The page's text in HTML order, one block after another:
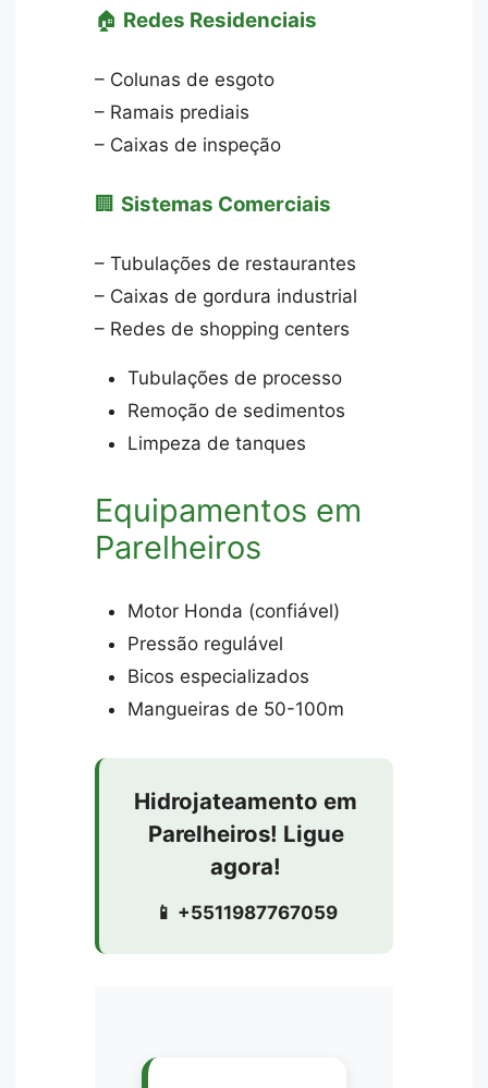
🏠 Redes Residenciais
– Colunas de esgoto
– Ramais prediais
– Caixas de inspeção
🏢 Sistemas Comerciais
– Tubulações de restaurantes
– Caixas de gordura industrial
– Redes de shopping centers
Tubulações de processo
Remoção de sedimentos
Limpeza de tanques
Equipamentos em
Parelheiros
Motor Honda (confiável)
Pressão regulável
Bicos especializados
Mangueiras de 50-100m
Hidrojateamento em
Parelheiros! Ligue
agora!
📱 +5511987767059